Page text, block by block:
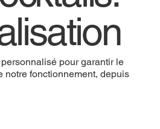
pour garantir le
notre fonctionnement, depuis